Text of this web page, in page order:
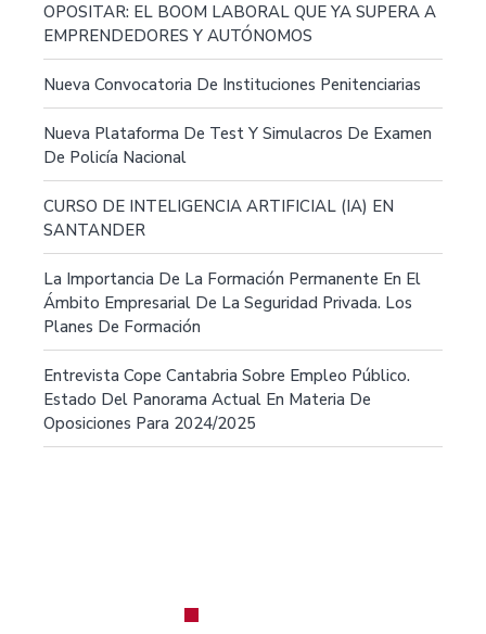
OPOSITAR: EL BOOM LABORAL QUE YA SUPERA A
EMPRENDEDORES Y AUTÓNOMOS
Nueva Convocatoria De Instituciones Penitenciarias
Nueva Plataforma De Test Y Simulacros De Examen
De Policía Nacional
CURSO DE INTELIGENCIA ARTIFICIAL (IA) EN
SANTANDER
La Importancia De La Formación Permanente En El
Ámbito Empresarial De La Seguridad Privada. Los
Planes De Formación
Entrevista Cope Cantabria Sobre Empleo Público.
Estado Del Panorama Actual En Materia De
Oposiciones Para 2024/2025